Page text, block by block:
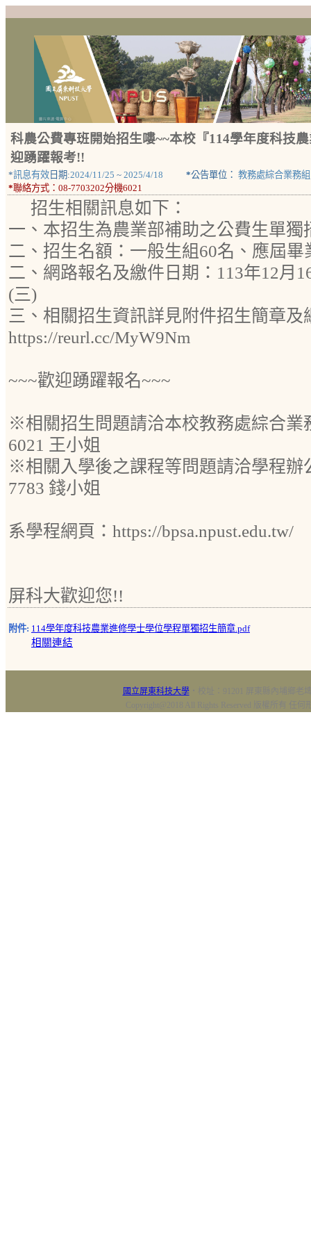
科農公費專班開始招生嘍~~本校『114學年度科技
迎踴躍報考!!
*訊息有效 日期:2024/11/25 ~ 2025/4/18 *公告單位： 教務處綜合業務組
*聯絡方式： 08-7703202分機6021
招生相關訊息如下：
一、本招生為農業部補助之公費生單獨
二、招生名額：一般生組60名、應屆畢
二、網路報名及繳件日期：113年12月
(三)
三、相關招生資訊詳見附件招生簡章及
https://reurl.cc/MyW9Nm
~~~歡迎踴躍報名~~~
※相關招生問題請洽本校教務處綜合業
6021 王小姐
※相關入學後之課程等問題請洽學程辦
7783 錢小姐
系學程網頁：https://bpsa.npust.edu.tw/
屏科大歡迎您!!
附件: 114學年度科技農業進修學士學位學程單獨招生簡章.pdf
相關連結
國立屏東科技大學‧校址：91201 屏東縣內埔鄉老